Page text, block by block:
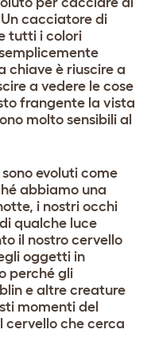
cacciatore di
tutti i colori
chiave è riuscire a
a vedere le cose
frangente la vista
molto sensibili al
evoluti come
abbiamo una
i nostri occhi
qualche luce
il nostro cervello
oggetti in
perché gli
e altre creature
momenti del
cervello che cerca